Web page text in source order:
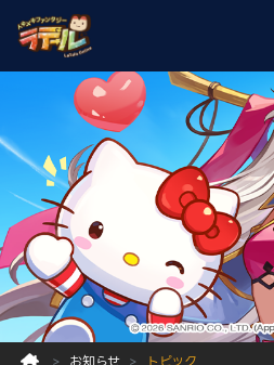
お知らせ トピック